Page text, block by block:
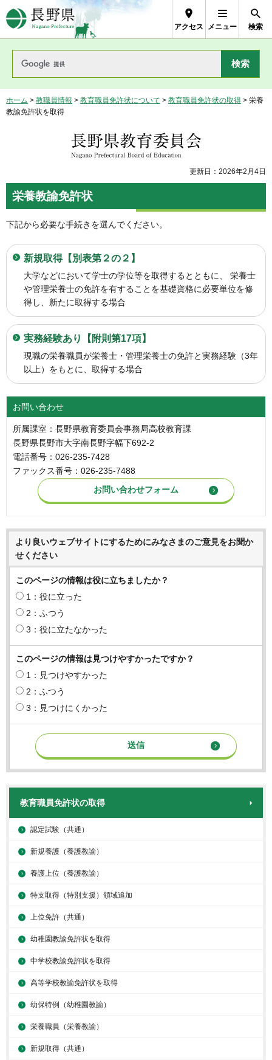
長野県Nagano Prefecture
アクセス メニュー 検索
ホーム > 教職員情報 > 教育職員免許状について > 教育職員免許状の取得 > 栄養
教諭免許状を取得
長野県教育委員会
更新日：2026年2月4日
栄養教諭免許状
下記から必要な手続きを選んでください。
新規取得【別表第２の２】
大学などにおいて学士の学位等を取得するとともに、 栄養士
や管理栄養士の免許を有することを基礎資格に必要単位を修
得し、新たに取得する場合
実務経験あり【附則第17項】
現職の栄養職員が栄養士・管理栄養士の免許と実務経験（3年
以上）をもとに、取得する場合
お問い合わせ
所属課室：長野県教育委員会事務局高校教育課
長野県長野市大字南長野字幅下692-2
電話番号：026-235-7428
ファックス番号：026-235-7488
より良いウェブサイトにするためにみなさまのご意見をお聞か
せください
このページの情報は役に立ちましたか？
1：役に立った
2：ふつう
3：役に立たなかった
このページの情報は見つけやすかったですか？
1：見つけやすかった
2：ふつう
3：見つけにくかった
教育職員免許状の取得
認定試験（共通）
新規養護（養護教諭）
養護上位（養護教諭）
特支取得（特別支援）領域追加
上位免許（共通）
幼稚園教諭免許状を取得
中学校教諭免許状を取得
高等学校教諭免許状を取得
幼保特例（幼稚園教諭）
栄養職員（栄養教諭）
新規取得（共通）